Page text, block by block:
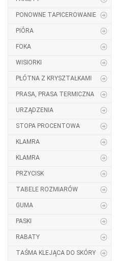
PONOWNE TAPICEROWANIE
PIÓRA
FOKA
WISIORKI
PŁÓTNA Z KRYSZTAŁKAMI
PRASA, PRASA TERMICZNA
URZĄDZENIA
STOPA PROCENTOWA
KLAMRA
KLAMRA
PRZYCISK
TABELE ROZMIARÓW
GUMA
PASKI
RABATY
TAŚMA KLEJĄCA DO SKÓRY